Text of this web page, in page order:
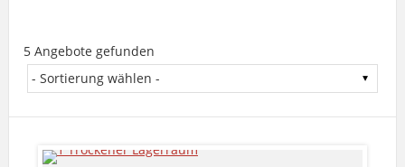
5 Angebote gefunden